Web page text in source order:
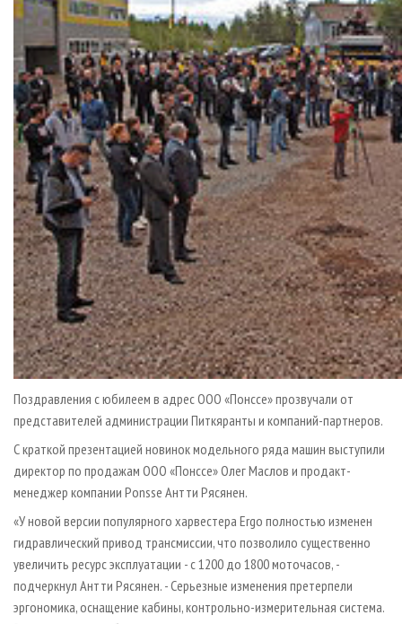
Поздравления с юбилеем в адрес ООО «Понссе» прозвучали от
представителей администрации Питкяранты и компаний-партнеров.
С краткой презентацией новинок модельного ряда машин выступили
директор по продажам ООО «Понссе» Олег Маслов и продакт-
менеджер компании Ponsse Антти Рясянен.
«У новой версии популярного харвестера Ergo полностью изменен
гидравлический привод трансмиссии, что позволило существенно
увеличить ресурс эксплуатации - с 1200 до 1800 моточасов, -
подчеркнул Антти Рясянен. - Серьезные изменения претерпели
эргономика, оснащение кабины, контрольно-измерительная система.